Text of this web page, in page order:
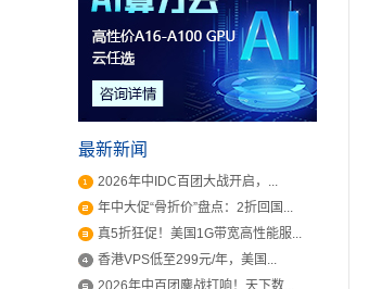
最新新闻
2026年中IDC百团大战开启，...
年中大促“骨折价”盘点：2折回国...
真5折狂促！美国1G带宽高性能服...
香港VPS低至299元/年，美国...
2026年中百团鏖战打响！天下数...